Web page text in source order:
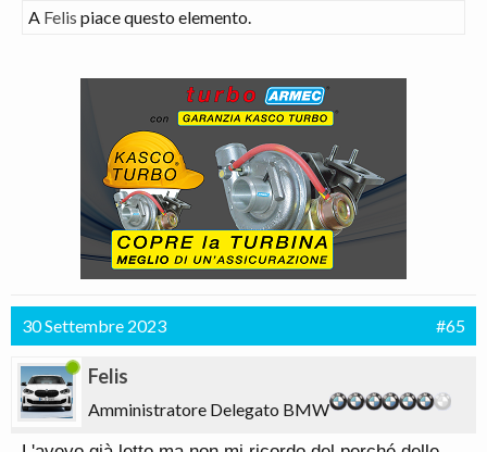
A Felis piace questo elemento.
30 Settembre 2023 #65
Felis
Amministratore Delegato BMW